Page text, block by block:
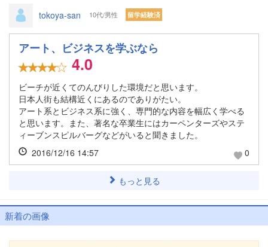
tokoya-san 10代/男性 留学経験済
アート、ビジネスを学ぶなら
4.0
ビーチが近くてのんびりした環境だと思います。
日本人街も結構近くにあるのでありがたい。
アート系とビジネス系に強く、専門的な内容を幅広く学べる
と思います。また、著名な卒業生にはカーペンターズやステ
ィーブンスピルバーグなどがいると聞きました。
2016/12/16 14:57
0
もっと見る
新着の画像